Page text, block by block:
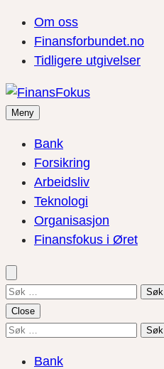
Om oss
Finansforbundet.no
Tidligere utgivelser
Meny
Bank
Forsikring
Arbeidsliv
Teknologi
Organisasjon
Finansfokus i Øret
Søk
etter:
Close
Søk
Bank